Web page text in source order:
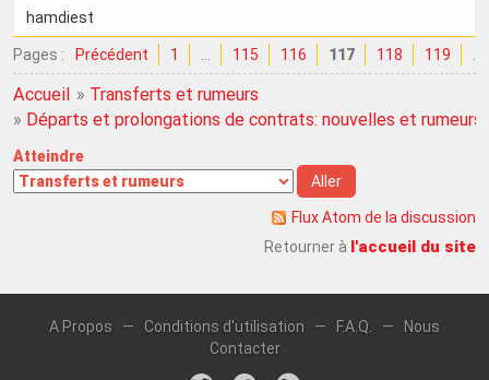
hamdiest
Pages : Précédent 1 … 115 116 117 118 119 …
Accueil » Transferts et rumeurs
» Départs et prolongations de contrats: nouvelles et rumeurs
Atteindre
Flux Atom de la discussion
Retourner à l'accueil du site
A Propos — Conditions d'utilisation — F.A.Q. —
Nous
Contacter